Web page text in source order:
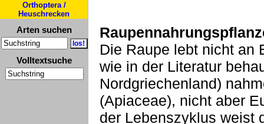
Orthoptera /
Heuschrecken
Arten suchen
Volltextsuche
Die Raupe lebt nicht an
wie in der Literatur
Nordgriechenland)
(Apiaceae), nicht aber
der Lebenszyklus weist